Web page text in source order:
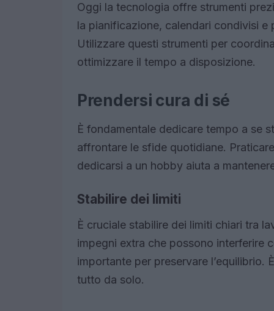
Oggi la tecnologia offre strumenti
la pianificazione, calendari condivisi
Utilizzare questi strumenti per
ottimizzare il tempo a disposizione.
Prendersi cura di sé
È fondamentale dedicare tempo a se
affrontare le sfide quotidiane.
dedicarsi a un hobby aiuta a
Stabilire dei limiti
È cruciale stabilire dei limiti chiari tra
impegni extra che possono interferire
importante per preservare l’equilibrio.
tutto da solo.